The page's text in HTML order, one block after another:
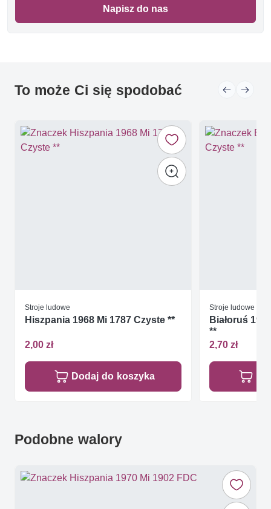
Napisz do nas
To może Ci się spodobać
Stroje ludowe
Hiszpania 1968 Mi 1787 Czyste **
2,00 zł
Dodaj do koszyka
Stroje ludowe
Białoruś
**
2,70 zł
Podobne walory